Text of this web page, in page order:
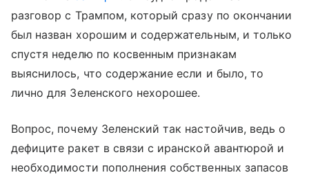
разговор с Трампом, который сразу по окончании
был назван хорошим и содержательным, и только
спустя неделю по косвенным признакам
выяснилось, что содержание если и было, то
лично для Зеленского нехорошее.
Вопрос, почему Зеленский так настойчив, ведь о
дефиците ракет в связи с иранской авантюрой и
необходимости пополнения собственных запасов